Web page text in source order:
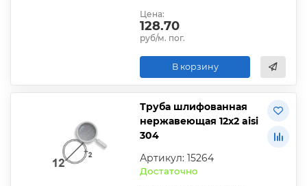
Цена:
128.70
руб/м. пог.
В корзину
Труба шлифованная
нержавеющая 12х2 aisi
304
Артикул: 15264
Достаточно